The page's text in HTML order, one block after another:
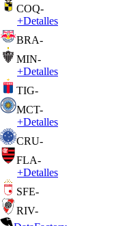
COQ-
+Detalles
BRA-
MIN-
+Detalles
TIG-
MCT-
+Detalles
CRU-
FLA-
+Detalles
SFE-
RIV-